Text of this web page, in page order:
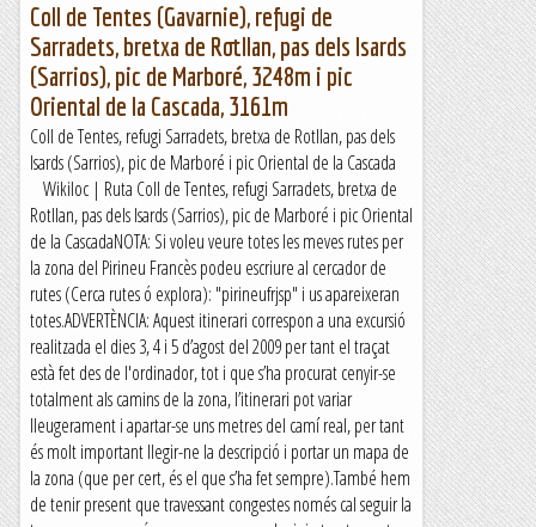
Coll de Tentes (Gavarnie), refugi de
Sarradets, bretxa de Rotllan, pas dels Isards
(Sarrios), pic de Marboré, 3248m i pic
Oriental de la Cascada, 3161m
Coll de Tentes, refugi Sarradets, bretxa de Rotllan, pas dels
Isards (Sarrios), pic de Marboré i pic Oriental de la Cascada
Wikiloc | Ruta Coll de Tentes, refugi Sarradets, bretxa de
Rotllan, pas dels Isards (Sarrios), pic de Marboré i pic Oriental
de la CascadaNOTA: Si voleu veure totes les meves rutes per
la zona del Pirineu Francès podeu escriure al cercador de
rutes (Cerca rutes ó explora): "pirineufrjsp" i us apareixeran
totes.ADVERTÈNCIA: Aquest itinerari correspon a una excursió
realitzada el dies 3, 4 i 5 d’agost del 2009 per tant el traçat
està fet des de l'ordinador, tot i que s’ha procurat cenyir-se
totalment als camins de la zona, l’itinerari pot variar
lleugerament i apartar-se uns metres del camí real, per tant
és molt important llegir-ne la descripció i portar un mapa de
la zona (que per cert, és el que s’ha fet sempre).També hem
de tenir present que travessant congestes només cal seguir la